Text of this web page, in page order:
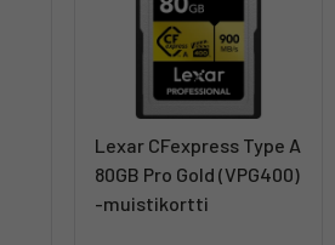
Lexar CFexpress Type A
80GB Pro Gold (VPG400)
-muistikortti